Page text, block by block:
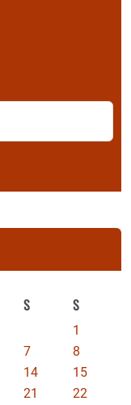
S S
1
7
8
14
15
21
22